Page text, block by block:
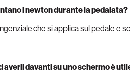
i newton durante la pedalata?
che si applica sul pedale e
averli davanti su uno schermo è